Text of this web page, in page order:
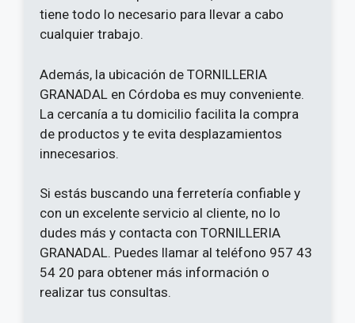
tiene todo lo necesario para llevar a cabo
cualquier trabajo.
Además, la ubicación de TORNILLERIA
GRANADAL en Córdoba es muy conveniente.
La cercanía a tu domicilio facilita la compra
de productos y te evita desplazamientos
innecesarios.
Si estás buscando una ferretería confiable y
con un excelente servicio al cliente, no lo
dudes más y contacta con TORNILLERIA
GRANADAL. Puedes llamar al teléfono 957 43
54 20 para obtener más información o
realizar tus consultas.